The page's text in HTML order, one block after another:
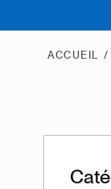
ACCUEIL